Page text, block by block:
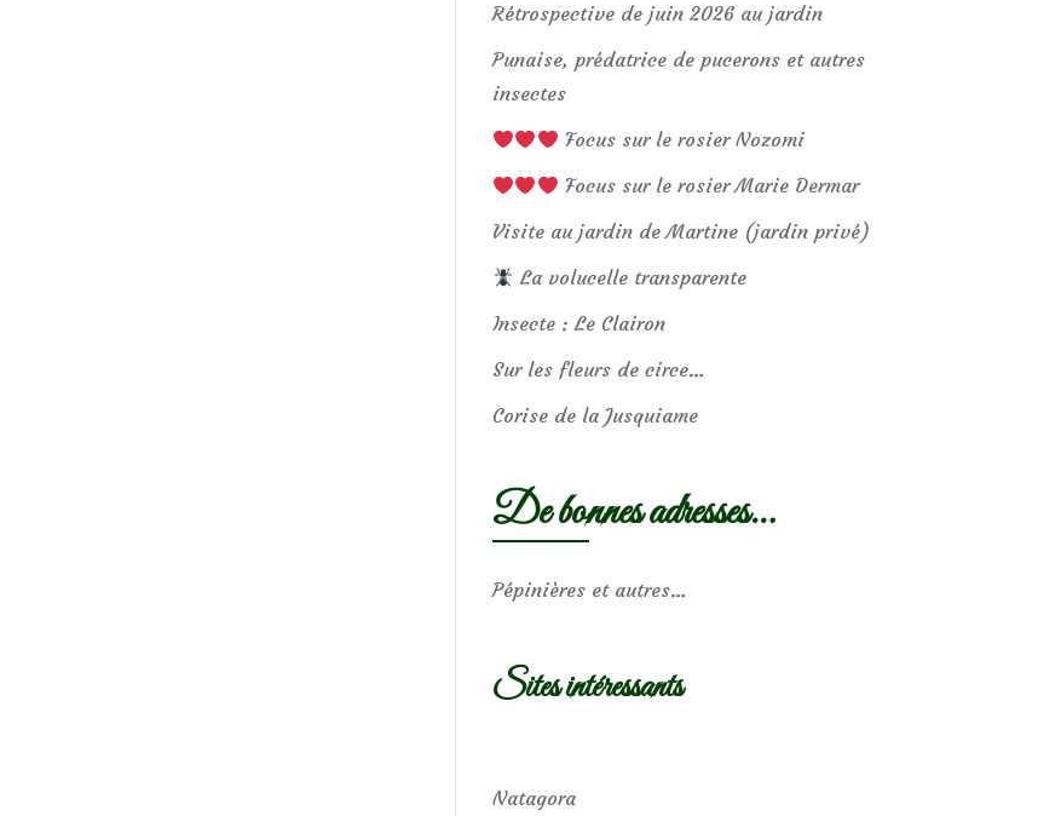
Rétrospective de juin 2026 au jardin
Punaise, prédatrice de pucerons et autres
insectes
Focus sur le rosier Nozomi
Focus sur le rosier Marie Dermar
Visite au jardin de Martine (jardin privé)
La volucelle transparente
Insecte : Le Clairon
Sur les fleurs de circe…
Corise de la Jusquiame
De bonnes adresses…
Pépinières et autres…
Sites intéressants
Natagora